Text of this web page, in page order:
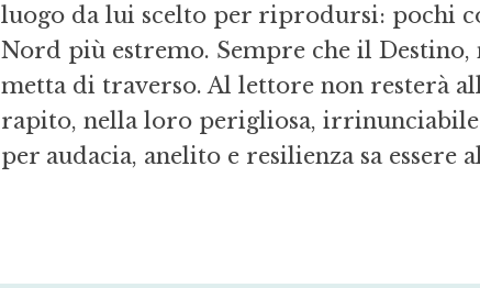
luogo da lui scelto per riprodursi: pochi
Nord più estremo. Sempre che il Destino,
metta di traverso. Al lettore non resterà
rapito, nella loro perigliosa, irrinunciabile
per audacia, anelito e resilienza sa essere